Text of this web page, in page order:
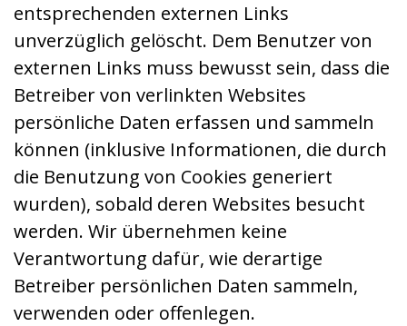
entsprechenden externen Links
unverzüglich gelöscht. Dem Benutzer von
externen Links muss bewusst sein, dass die
Betreiber von verlinkten Websites
persönliche Daten erfassen und sammeln
können (inklusive Informationen, die durch
die Benutzung von Cookies generiert
wurden), sobald deren Websites besucht
werden. Wir übernehmen keine
Verantwortung dafür, wie derartige
Betreiber persönlichen Daten sammeln,
verwenden oder offenlegen.